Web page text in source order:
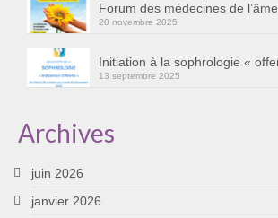
Forum des médecines de l’âme
20 novembre 2025
Initiation à la sophrologie «
13 septembre 2025
Archives
juin 2026
janvier 2026